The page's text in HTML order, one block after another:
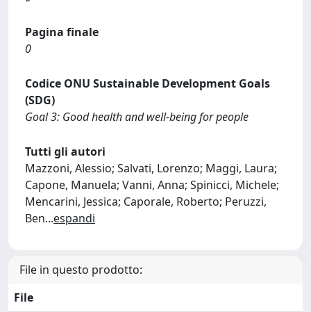
Pagina finale
0
Codice ONU Sustainable Development Goals
(SDG)
Goal 3: Good health and well-being for people
Tutti gli autori
Mazzoni, Alessio; Salvati, Lorenzo; Maggi, Laura;
Capone, Manuela; Vanni, Anna; Spinicci, Michele;
Mencarini, Jessica; Caporale, Roberto; Peruzzi,
Ben...espandi
File in questo prodotto:
File